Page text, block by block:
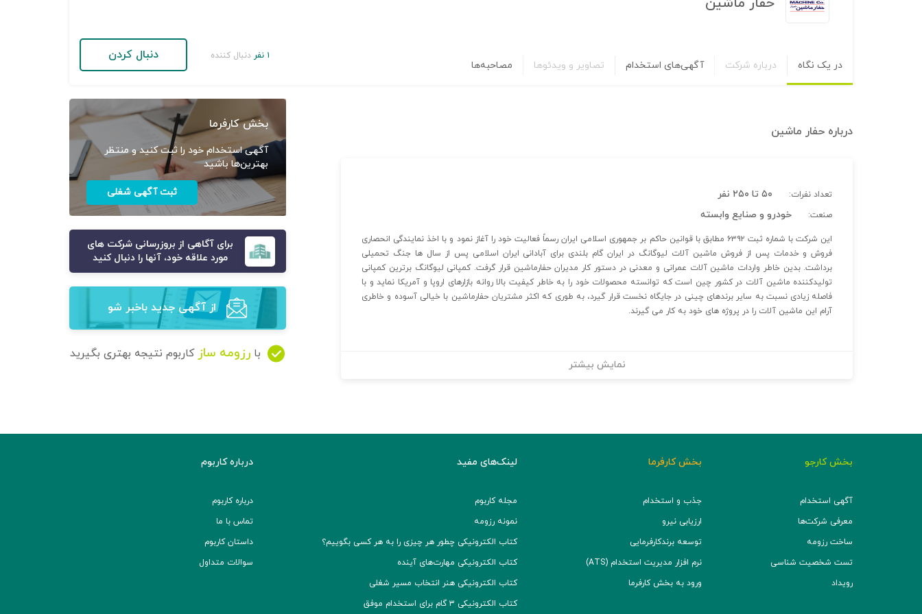
در یک نگاه درباره شرکت آگهی‌های استخدام تصاویر و ویدئوها مصاحبه‌ها
۱ نفر دنبال کننده دنبال کردن
درباره حفار ماشین
تعداد نفرات: ۵۰ تا ۲۵۰ نفر
صنعت: خودرو و صنایع وابسته
این شرکت با شماره ثبت ۶۳۹۲ مطابق با قوانین حاکم بر جمهوری اسلامی ایران رسماً فعالیت خود را آغاز نمود و با اخذ نمایندگی انحصاری
فروش و خدمات پس از فروش ماشین آلات لیوگانگ در ایران گام بلندی برای آبادانی ایران اسلامی پس از سال ها جنگ تحمیلی
برداشت. بدین خاطر واردات ماشین آلات عمرانی و معدنی در دستور کار مدیران حفارماشین قرار گرفت. کمپانی لیوگانگ برترین کمپانی
تولیدکننده ماشین آلات در کشور چین است که توانسته محصولات خود را به خاطر کیفیت بالا روانه بازارهای اروپا و آمریکا نماید و با
فاصله زیادی نسبت به سایر برندهای چینی در جایگاه نخست قرار گیرد، به طوری که اکثر مشتریان حفارماشین با خیالی آسوده و خاطری
آرام این ماشین آلات را در پروژه های خود به کار می گیرند.
نمایش بیشتر
بخش کارفرما
آگهی استخدام خود را ثبت کنید و منتظر
بهترین‌ها باشید
ثبت آگهی شغلی
برای آگاهی از بروزرسانی شرکت های
مورد علاقه خود، آنها را دنبال کنید
از آگهی‌ جدید باخبر شو
با رزومه ساز کاربوم نتیجه بهتری بگیرید
بخش کارجو
آگهی استخدام
معرفی شرکت‌ها
ساخت رزومه
تست شخصیت شناسی
رویداد
بخش کارفرما
جذب و استخدام
ارزیابی نیرو
توسعه برند‌کارفرمایی
نرم افزار مدیریت استخدام (ATS)
ورود به بخش کارفرما
لینک‌های مفید
مجله کاربوم
نمونه رزومه
کتاب الکترونیکی چطور هر چیزی را به هر کسی بگوییم؟
کتاب الکترونیکی مهارت‌های آینده
کتاب الکترونیکی هنر انتخاب مسیر شغلی
کتاب الکترونیکی ۳ گام برای استخدام موفق
درباره کاربوم
درباره کاربوم
تماس با ما
داستان کاربوم
سوالات متداول